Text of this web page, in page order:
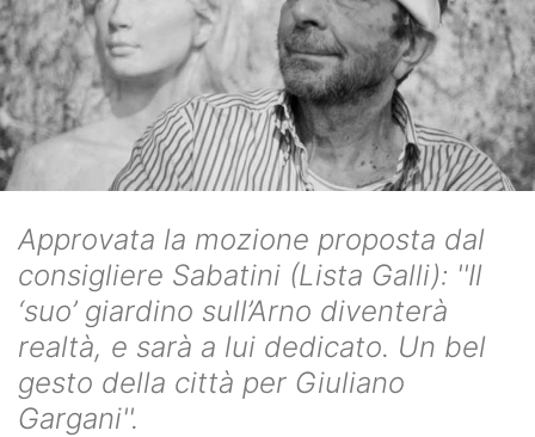
Approvata la mozione proposta dal
consigliere Sabatini (Lista Galli): ''Il
‘suo’ giardino sull’Arno diventerà
realtà, e sarà a lui dedicato. Un bel
gesto della città per Giuliano
Gargani''.